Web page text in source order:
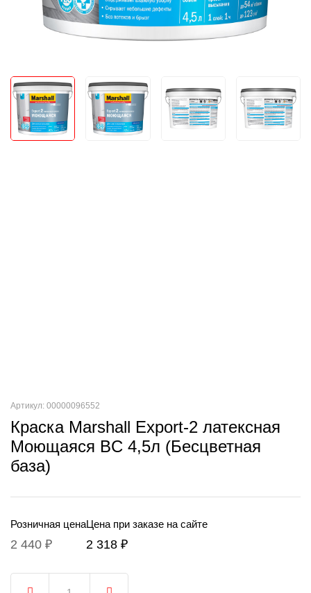
Артикул: 00000096552
Краска Marshall Export-2 латексная
Моющаяся BC 4,5л (Бесцветная
база)
Розничная цена
2 440 ₽
Цена при заказе на сайте
2 318 ₽